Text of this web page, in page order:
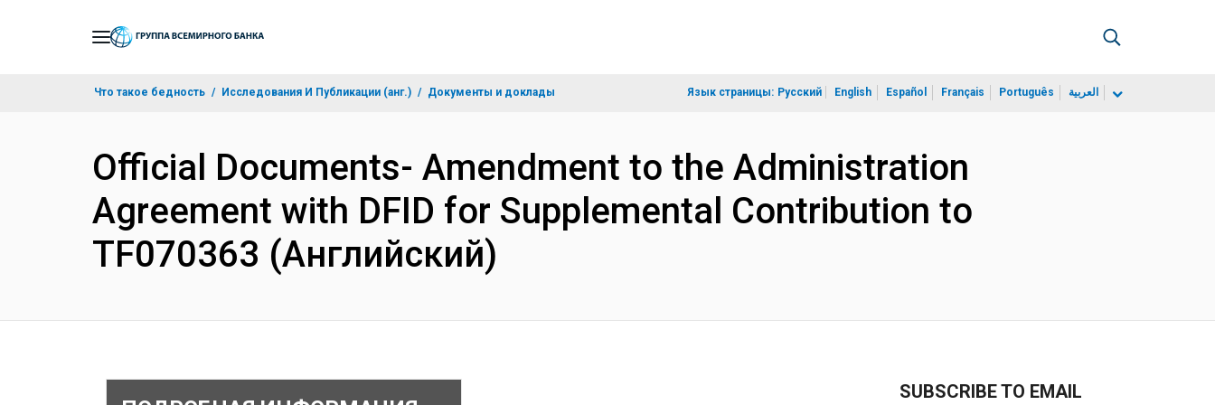
Что такое бедность Исследования И Публикации (анг.) Документы и доклады Язык страницы: Русский English Español Français Português العربية
Official Documents- Amendment to the Administration
Agreement with DFID for Supplemental Contribution to
TF070363 (Английский)
SUBSCRIBE TO EMAIL